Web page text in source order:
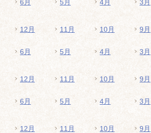
6月 5月 4月 3月
12月 11月 10月 9月
6月 5月 4月 3月
12月 11月 10月 9月
6月 5月 4月 3月
12月 11月 10月 9月